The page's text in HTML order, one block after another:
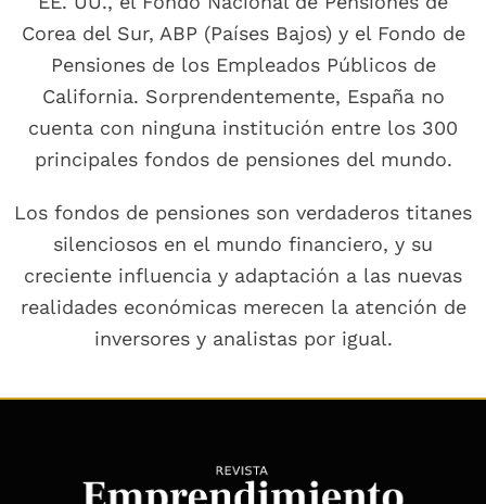
Corea del Sur, ABP (Países Bajos) y el Fondo de
Pensiones de los Empleados Públicos de
California. Sorprendentemente, España no
cuenta con ninguna institución entre los 300
principales fondos de pensiones del mundo.
Los fondos de pensiones son verdaderos titanes
silenciosos en el mundo financiero, y su
creciente influencia y adaptación a las nuevas
realidades económicas merecen la atención de
inversores y analistas por igual.